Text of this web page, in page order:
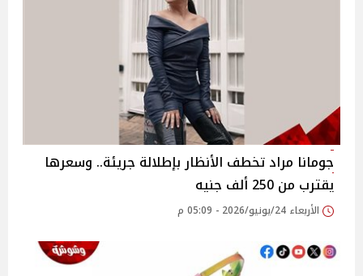
جومانا مراد تخطف الأنظار بإطلالة جريئة.. وسعرها
يقترب من 250 ألف جنيه
الأربعاء 24/يونيو/2026 - 05:09 م